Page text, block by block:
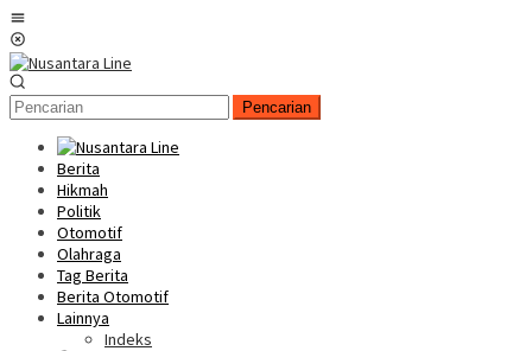
Loncat
ke
konten
Pencarian
Berita
Hikmah
Politik
Otomotif
Olahraga
Tag Berita
Berita Otomotif
Lainnya
Indeks